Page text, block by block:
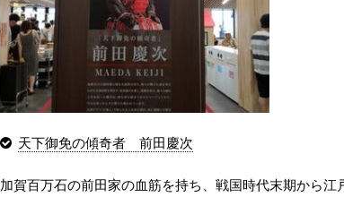
天下御免の傾奇者 前田慶次
加賀百万石の前田家の血筋を持ち、戦国時代末期から